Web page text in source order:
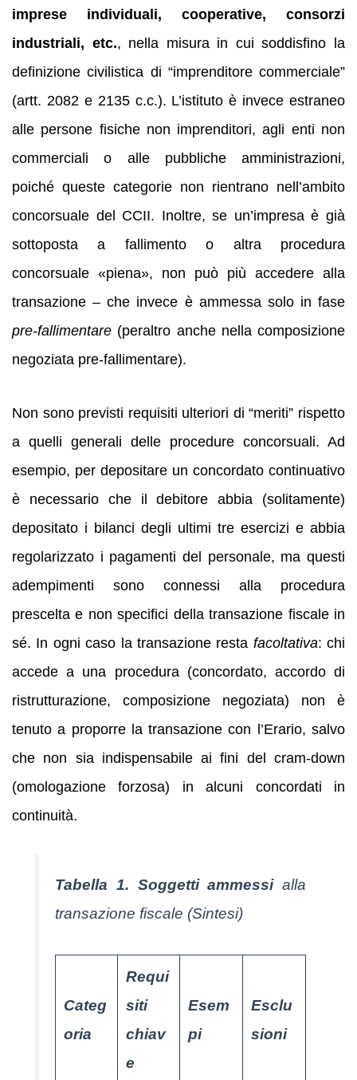
imprese individuali, cooperative, consorzi
industriali, etc., nella misura in cui soddisfino la
definizione civilistica di “imprenditore commerciale”
(artt. 2082 e 2135 c.c.). L’istituto è invece estraneo
alle persone fisiche non imprenditori, agli enti non
commerciali o alle pubbliche amministrazioni,
poiché queste categorie non rientrano nell’ambito
concorsuale del CCII. Inoltre, se un’impresa è già
sottoposta a fallimento o altra procedura
concorsuale «piena», non può più accedere alla
transazione – che invece è ammessa solo in fase
pre-fallimentare (peraltro anche nella composizione
negoziata pre-fallimentare).
Non sono previsti requisiti ulteriori di “meriti” rispetto
a quelli generali delle procedure concorsuali. Ad
esempio, per depositare un concordato continuativo
è necessario che il debitore abbia (solitamente)
depositato i bilanci degli ultimi tre esercizi e abbia
regolarizzato i pagamenti del personale, ma questi
adempimenti sono connessi alla procedura
prescelta e non specifici della transazione fiscale in
sé. In ogni caso la transazione resta facoltativa: chi
accede a una procedura (concordato, accordo di
ristrutturazione, composizione negoziata) non è
tenuto a proporre la transazione con l’Erario, salvo
che non sia indispensabile ai fini del cram-down
(omologazione forzosa) in alcuni concordati in
continuità.
Tabella 1. Soggetti ammessialla
transazione fiscale (Sintesi)
Categ
oria
Requi
siti
chiav
e
Esem
pi
Esclu
sioni